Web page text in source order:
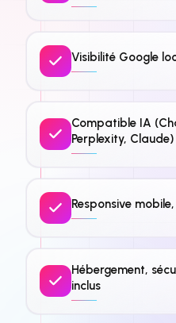
Visibilité Google
Compatible IA
Perplexity, Claude)
Responsive
Hébergement,
inclus